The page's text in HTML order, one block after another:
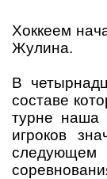
Хоккеем
Жулина.
В
составе
турне наша
игроков
следующем